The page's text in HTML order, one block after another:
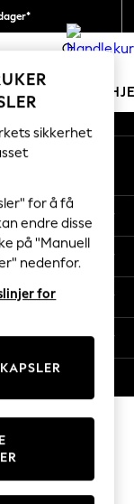
0
sikkerhet
for å få
endre disse
på "Manuell
nedenfor.
for